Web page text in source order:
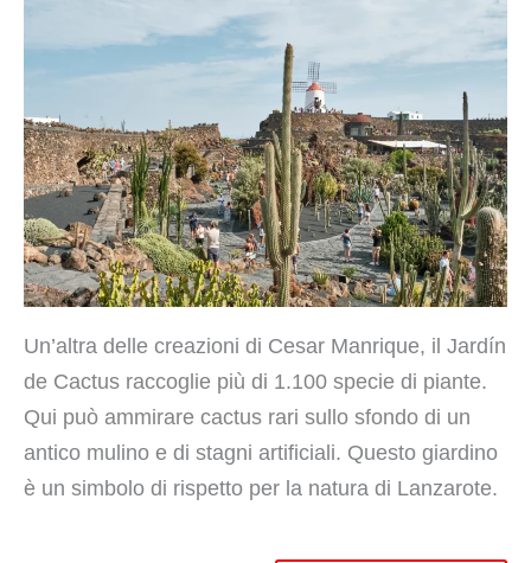
Un’altra delle creazioni di Cesar Manrique, il Jardín
de Cactus raccoglie più di 1.100 specie di piante.
Qui può ammirare cactus rari sullo sfondo di un
antico mulino e di stagni artificiali. Questo giardino
è un simbolo di rispetto per la natura di Lanzarote.